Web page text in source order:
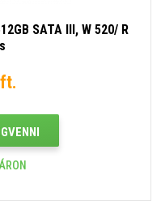
SATA III, W 520/ R